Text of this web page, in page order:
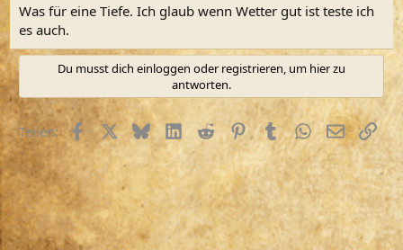
Was für eine Tiefe. Ich glaub wenn Wetter gut ist teste ich
es auch.
Du musst dich einloggen oder registrieren, um hier zu
antworten.
Teilen: FacebookX (Twitter)
BlueskyLinkedIn
RedditPinterestTumblrWhatsApp
E-MailLink